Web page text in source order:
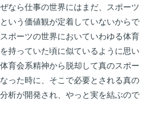
なら仕事の世界にはまだ、スポーツ
いう価値観が定着していないからで
ポーツの世界においていわゆる体育
持っていた頃に似ているように思い
育会系精神から脱却して真のスポー
った時に、そこで必要とされる真の
析が開発され、やっと実を結ぶので